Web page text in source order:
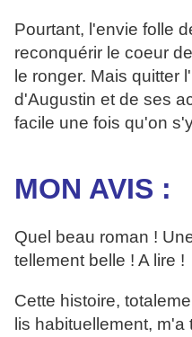
Pourtant, l'envie folle
reconquérir le coeur
le ronger. Mais quitter
d'Augustin et de ses
facile une fois qu'on
MON AVIS :
Quel beau roman !
tellement belle ! A lire !
Cette histoire,
lis habituellement,